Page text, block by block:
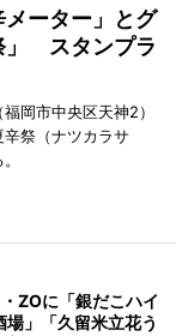
ーター」とグ
」 スタンプラ
岡市中央区天神2）
祭（ナツカラサ
ZOに「銀だこハイ
場」「久留米立花う